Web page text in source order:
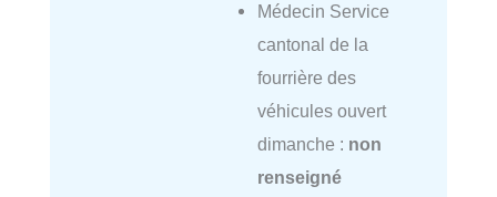
Médecin Service
cantonal de la
fourrière des
véhicules ouvert
dimanche : non
renseigné